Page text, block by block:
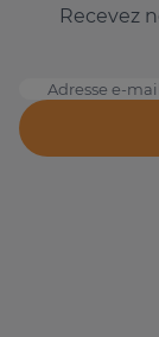
Recevez
Adresse e-mail